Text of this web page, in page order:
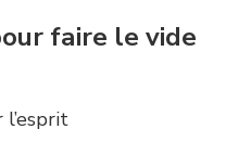
faire le vide